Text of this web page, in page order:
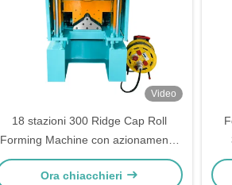
Video
18 stazioni 300 Ridge Cap Roll
Forming Machine con azionamento
a catena da 1 pollice e controllo PLC
Ora chiacchieri